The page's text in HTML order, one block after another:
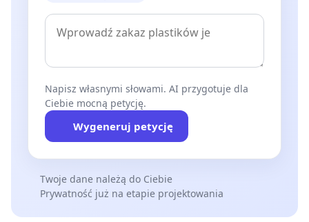
Napisz własnymi słowami. AI przygotuje dla
Ciebie mocną petycję.
Wygeneruj petycję
Twoje dane należą do Ciebie
Prywatność już na etapie projektowania